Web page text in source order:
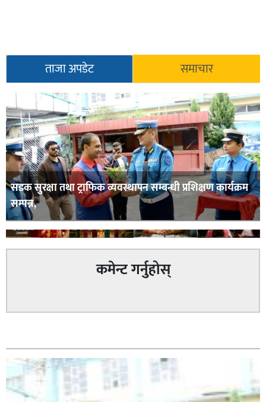
ताजा अपडेट समाचार
सडक सुरक्षा तथा ट्राफिक व्यवस्थापन सम्बन्धी प्रशिक्षण कार्यक्रम
सम्पन्न,
कमेन्ट गर्नुहोस्